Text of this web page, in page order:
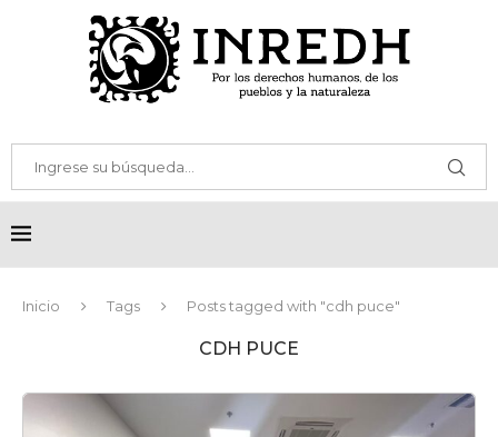
Inicio Tags Posts tagged with "cdh puce"
CDH PUCE